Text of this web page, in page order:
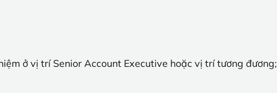
ở vị trí Senior Account Executive hoặc vị trí tương đương;